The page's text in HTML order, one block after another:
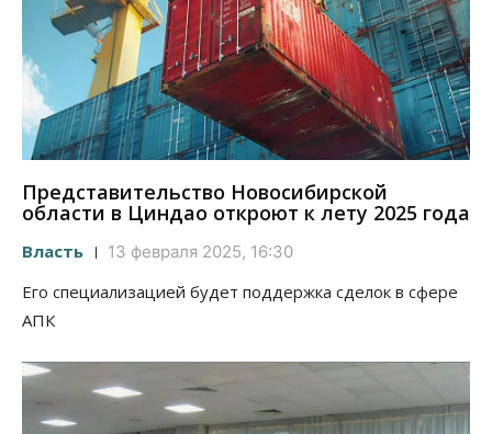
Представительство Новосибирской
области в Циндао откроют к лету 2025 года
Власть 13 февраля 2025, 16:30
Его специализацией будет поддержка сделок в сфере
АПК